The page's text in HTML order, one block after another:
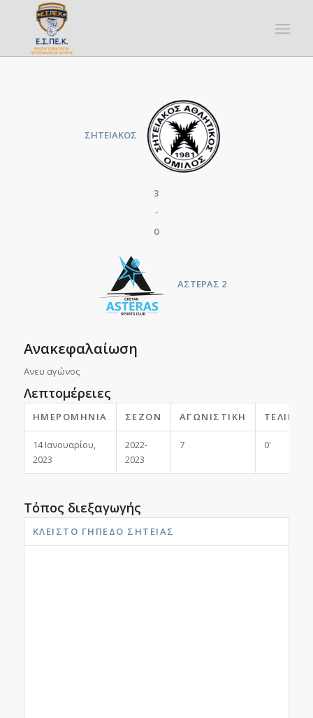
ΣΗΤΕΙΑΚΟΣ
3
-
0
ΑΣΤΕΡΑΣ 2
Ανακεφαλαίωση
Ανευ αγώνος
Λεπτομέρειες
ΗΜΕΡΟΜΗΝΊΑ ΣΕΖΌΝ ΑΓΩΝΙΣΤΙΚΉ ΤΕΛΙΚΌ
14 Ιανουαρίου,
2023
2022-
2023
7 0'
Τόπος διεξαγωγής
ΚΛΕΙΣΤΌ ΓΉΠΕΔΟ ΣΗΤΕΊΑΣ